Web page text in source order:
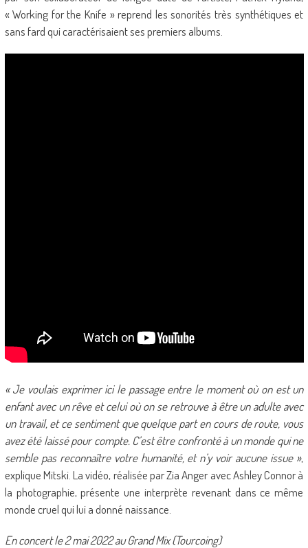
« Working for the Knife » reprend les sonorités très synthétiques et
sans fard qui caractérisaient ses premiers albums.
« Je voulais exprimer ici le passage entre le moment où on est un
enfant avec un rêve et celui où on se retrouve à être un adulte avec
un travail, et ce sentiment que quelque part en cours de route, vous
avez été laissé pour compte. C’est être confronté à un monde qui ne
semble pas reconnaître votre humanité, et n’y voir aucune issue »,
explique Mitski. La vidéo, réalisée par Zia Anger avec Ashley Connor à
la photographie, présente une interprète revenant dans ce même
monde cruel qui lui a donné naissance.
En concert le 2 mai 2022 au Grand Mix (Tourcoing)